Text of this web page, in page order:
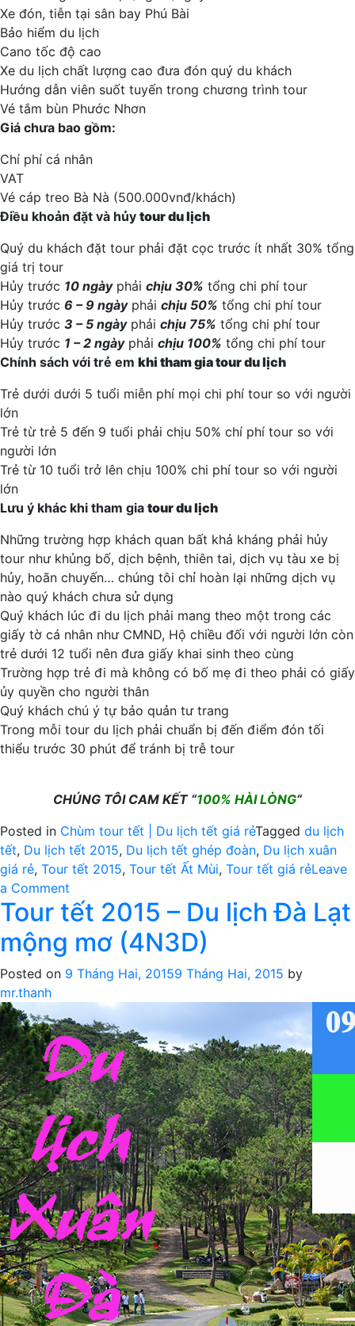
Xe đón, tiễn tại sân bay Phú Bài
Bảo hiểm du lịch
Cano tốc độ cao
Xe du lịch chất lượng cao đưa đón quý du khách
Hướng dẫn viên suốt tuyến trong chương trình tour
Vé tắm bùn Phước Nhơn
Giá chưa bao gồm:
Chí phí cá nhân
VAT
Vé cáp treo Bà Nà (500.000vnđ/khách)
Điều khoản đặt và hủy tour du lịch
Quý du khách đặt tour phải đặt cọc trước ít nhất 30% tổng
giá trị tour
Hủy trước 10 ngàyphải chịu 30% tổng chi phí tour
Hủy trước 6 – 9 ngàyphải chịu 50% tổng chi phí tour
Hủy trước 3 – 5 ngàyphải chịu 75% tổng chi phí tour
Hủy trước 1 – 2 ngàyphải chịu 100% tổng chi phí tour
Chính sách với trẻ em khi tham giatour du lịch
Trẻ dưới dưới 5 tuổi miễn phí mọi chi phí tour so với người
lớn
Trẻ từ trẻ 5 đến 9 tuổi phải chịu 50% chí phí tour so với
người lớn
Trẻ từ 10 tuổi trở lên chịu 100% chi phí tour so với người
lớn
Lưu ý khác khi tham gia tour du lịch
Những trường hợp khách quan bất khả kháng phải hủy
tour như khủng bố, dịch bệnh, thiên tai, dịch vụ tàu xe bị
hủy, hoãn chuyến… chúng tôi chỉ hoàn lại những dịch vụ
nào quý khách chưa sử dụng
Quý khách lúc đi du lịch phải mang theo một trong các
giấy tờ cá nhân như CMND, Hộ chiều đối với người lớn còn
trẻ dưới 12 tuổi nên đưa giấy khai sinh theo cùng
Trường hợp trẻ đi mà không có bố mẹ đi theo phải có giấy
ủy quyền cho người thân
Quý khách chú ý tự bảo quản tư trang
Trong mỗi tour du lịch phải chuẩn bị đến điểm đón tối
thiểu trước 30 phút để tránh bị trễ tour
CHÚNG TÔI CAM KẾT “100% HÀI LÒNG“
Posted in Chùm tour tết | Du lịch tết giá rẻTagged du lịch
tết, Du lịch tết 2015, Du lịch tết ghép đoàn, Du lịch xuân
giá rẻ, Tour tết 2015, Tour tết Ất Mùi, Tour tết giá rẻLeave
a Comment
Tour
tết
2015
Du
lịch
Hội
An
–
Cù
Lao
Chàm
–
Bà
Nà
–
Tắm
bùn
Khoáng
(4N3D)
Tour tết 2015 – Du lịch Đà Lạt
mộng mơ (4N3D)
Posted on 9 Tháng Hai, 20159 Tháng Hai, 2015 by
mr.thanh